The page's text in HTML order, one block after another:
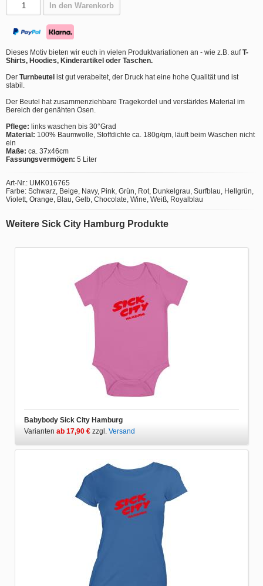
In den Warenkorb
Dieses Motiv bieten wir euch in vielen Produktvariationen an - wie z.B. aufT-
Shirts, Hoodies, Kinderartikel oder Taschen.
Der Turnbeutel ist gut verabeitet, der Druck hat eine hohe Qualität und ist
stabil.
Der Beutel hat zusammenziehbare Tragekordel und verstärktes Material im
Bereich der genähten Ösen.
Pflege: links waschen bis 30°Grad
Material: 100% Baumwolle, Stoffdichte ca. 180g/qm, läuft beim Waschen nicht
ein
Maße: ca. 37x46cm
Fassungsvermögen: 5 Liter
Art-Nr.: UMK016765
Farbe: Schwarz, Beige, Navy, Pink, Grün, Rot, Dunkelgrau, Surfblau, Hellgrün,
Violett, Orange, Blau, Gelb, Chocolate, Wine, Weiß, Royalblau
Weitere Sick City Hamburg Produkte
Babybody Sick City Hamburg
Varianten ab 17,90 € zzgl. Versand